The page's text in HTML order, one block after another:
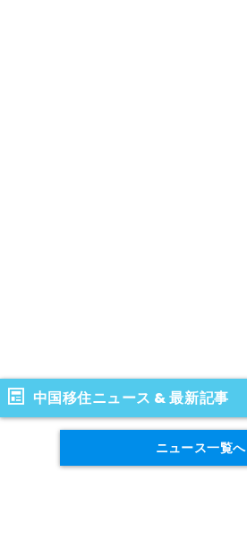
中国移住ニュース & 最新記事
ニュース一覧へ